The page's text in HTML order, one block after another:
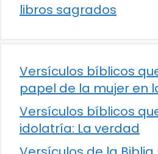
libros sagrados
Versículos bíblicos
papel de la mujer en
Versículos bíblicos
idolatría: La verdad